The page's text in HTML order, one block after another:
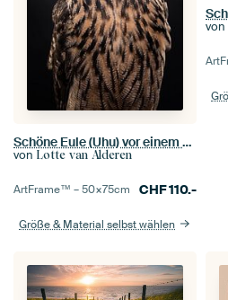
Schöne Eule (Uhu) vor einem dunkelschwarzen Hintergrund
von Lotte van Alderen
ArtFrame™ –50×75cm CHF110.-
Größe & Material selbst wählen
von